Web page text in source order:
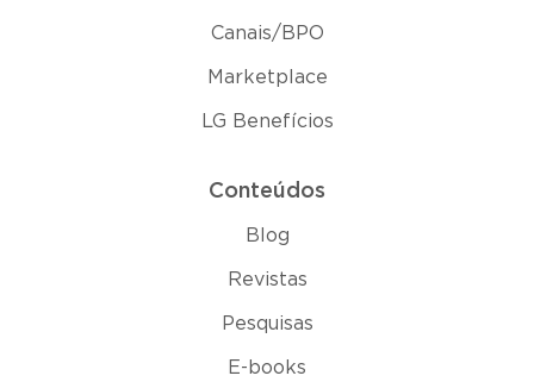
Canais/BPO
Marketplace
LG Benefícios
Conteúdos
Blog
Revistas
Pesquisas
E-books